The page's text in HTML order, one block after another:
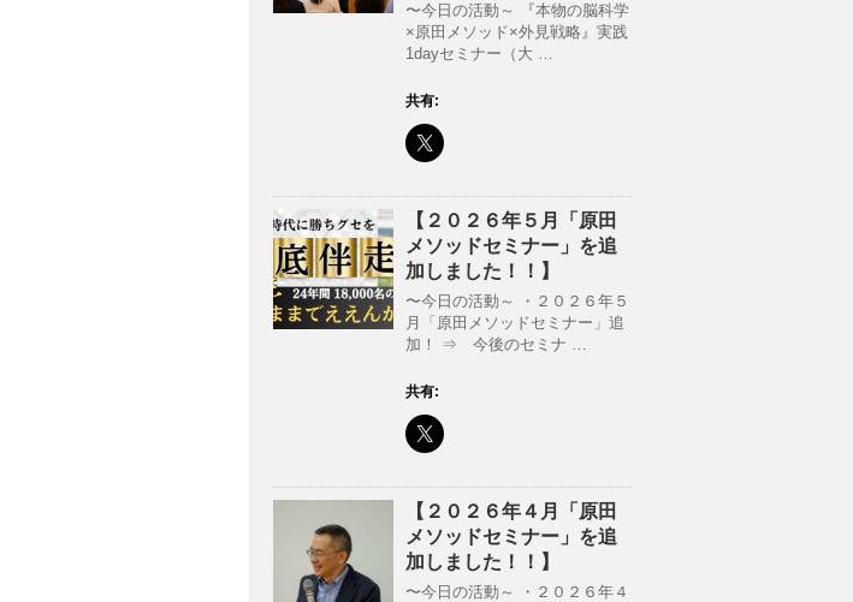
〜今日の活動～ 『本物の脳科学
×原田メソッド×外見戦略』実践
1dayセミナー（大 …
共有:
【２０２６年５月「原田
メソッドセミナー」を追
加しました！！】
〜今日の活動～ ・２０２６年５
月「原田メソッドセミナー」追
加！ ⇒ 今後のセミナ …
共有:
【２０２６年４月「原田
メソッドセミナー」を追
加しました！！】
〜今日の活動～ ・２０２６年４